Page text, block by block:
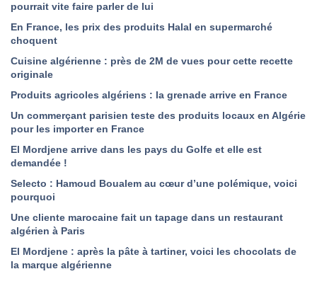
pourrait vite faire parler de lui
En France, les prix des produits Halal en supermarché
choquent
Cuisine algérienne : près de 2M de vues pour cette recette
originale
Produits agricoles algériens : la grenade arrive en France
Un commerçant parisien teste des produits locaux en Algérie
pour les importer en France
El Mordjene arrive dans les pays du Golfe et elle est
demandée !
Selecto : Hamoud Boualem au cœur d’une polémique, voici
pourquoi
Une cliente marocaine fait un tapage dans un restaurant
algérien à Paris
El Mordjene : après la pâte à tartiner, voici les chocolats de
la marque algérienne